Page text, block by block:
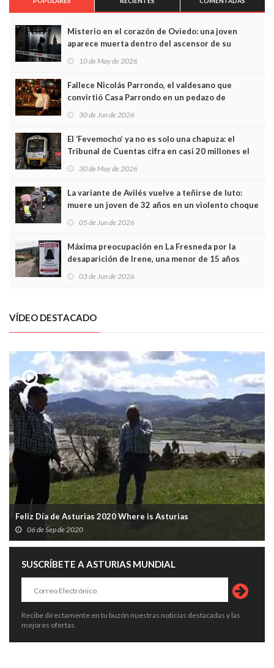
Misterio en el corazón de Oviedo: una joven
aparece muerta dentro del ascensor de su
edificio y las cámaras captan sus últimos minutos
10 de May de 2026
Fallece Nicolás Parrondo, el valdesano que
convirtió Casa Parrondo en un pedazo de
Asturias en Madrid
30 de Jun de 2026
El ‘Fevemocho’ ya no es solo una chapuza: el
Tribunal de Cuentas cifra en casi 20 millones el
sobrecoste de los trenes que no cabían por los
30 de May de 2026
La variante de Avilés vuelve a teñirse de luto:
muere un joven de 32 años en un violento choque
frontal
05 de Jun de 2026
Máxima preocupación en La Fresneda por la
desaparición de Irene, una menor de 15 años
03 de Jun de 2026
VÍDEO DESTACADO
Feliz Día de Asturias 2020 Where is Asturias
06 de Sep de 2020
SUSCRÍBETE A ASTURIAS MUNDIAL
Recibe directamente en tu buzón nuestras noticias destacadas y las
mejores ofertas.